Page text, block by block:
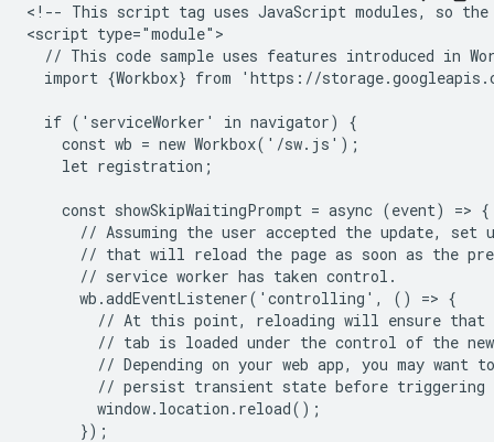
<!-- This script tag uses JavaScript modules, so
<script type="module">
// This code sample uses features introduced in
import {Workbox} from 'https://
  if ('serviceWorker' in navigator) {
    const wb = new Workbox('/sw.js');
    let registration;
    const showSkipWaitingPrompt = async (event) => {
// Assuming the user accepted the update, set
// that will reload the page as soon as the
      // service worker has taken control.
      wb.addEventListener('controlling', () => {
// At this point, reloading will ensure that
// tab is loaded under the control of the
// Depending on your web app, you may want
// persist transient state before triggering
        window.location.reload();
      });